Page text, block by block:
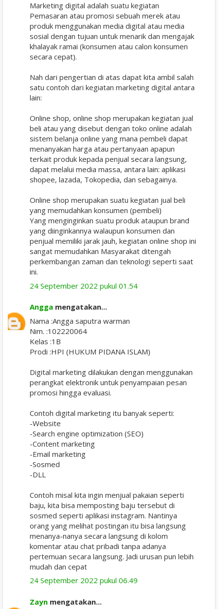
Marketing digital adalah suatu kegiatan
Pemasaran atau promosi sebuah merek atau
produk menggunakan media digital atau media
sosial dengan tujuan untuk menarik dan mengajak
khalayak ramai (konsumen atau calon konsumen
secara cepat).
Nah dari pengertian di atas dapat kita ambil salah
satu contoh dari kegiatan marketing digital antara
lain:
Online shop, online shop merupakan kegiatan jual
beli atau yang disebut dengan toko online adalah
sistem belanja online yang mana pembeli dapat
menanyakan harga atau pertanyaan apapun
terkait produk kepada penjual secara langsung,
dapat melalui media massa, antara lain: aplikasi
shopee, lazada, Tokopedia, dan sebagainya.
Online shop merupakan suatu kegiatan jual beli
yang memudahkan konsumen (pembeli)
Yang menginginkan suatu produk ataupun brand
yang diinginkannya walaupun konsumen dan
penjual memiliki jarak jauh, kegiatan online shop ini
sangat memudahkan Masyarakat ditengah
perkembangan zaman dan teknologi seperti saat
ini.
24 September 2022 pukul 01.54
Angga mengatakan...
Nama :Angga saputra warman
Nim. :102220064
Kelas :1B
Prodi :HPI (HUKUM PIDANA ISLAM)
Digital marketing dilakukan dengan menggunakan
perangkat elektronik untuk penyampaian pesan
promosi hingga evaluasi.
Contoh digital marketing itu banyak seperti:
-Website
-Search engine optimization (SEO)
-Content marketing
-Email marketing
-Sosmed
-DLL
Contoh misal kita ingin menjual pakaian seperti
baju, kita bisa memposting baju tersebut di
sosmed seperti aplikasi instagram. Nantinya
orang yang melihat postingan itu bisa langsung
menanya-nanya secara langsung di kolom
komentar atau chat pribadi tanpa adanya
pertemuan secara langsung. Jadi urusan pun lebih
mudah dan cepat
24 September 2022 pukul 06.49
Zayn mengatakan...